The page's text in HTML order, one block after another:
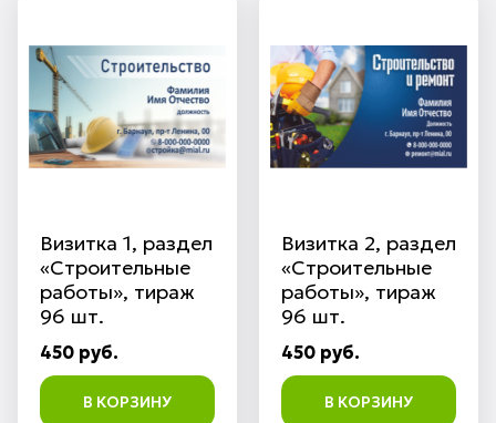
Визитка 1, раздел
«Строительные
работы», тираж
96 шт.
450 руб.
В КОРЗИНУ
Визитка 2, раздел
«Строительные
работы», тираж
96 шт.
450 руб.
В КОРЗИНУ